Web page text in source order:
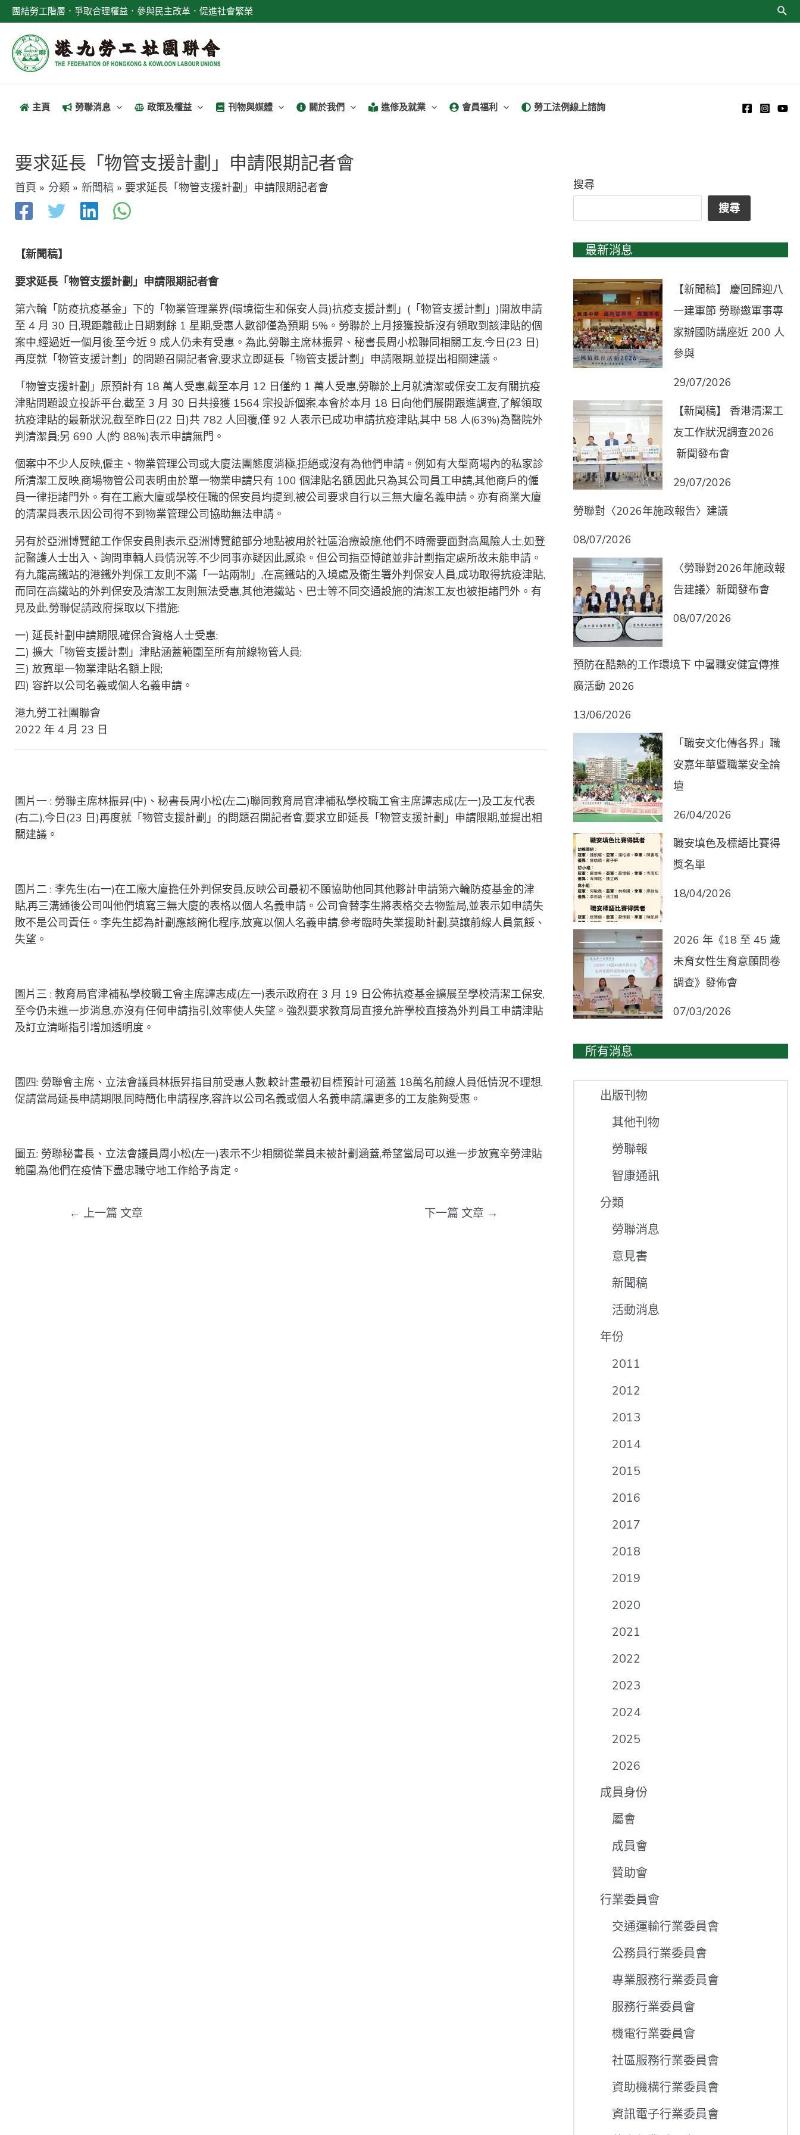
至
團結勞工階層．爭取合理權益．參與民主改革．促進社會繁榮
主頁 勞聯消息 政策及權益 刊物與媒體 關於我們 進修及就業 會員福利 勞工法例線上諮詢
要求延長「物管支援計劃」申請限期記者會
首頁 分類 新聞稿 要求延長「物管支援計劃」申請限期記者會
【新聞稿】
要求延長「物管支援計劃」申請限期記者會
第六輪「防疫抗疫基金」下的「物業管理業界(環境衞生和保安人員)抗疫支援計劃」(「物管支援計劃」)開放申請
至 4 月 30 日,現距離截止日期剩餘 1 星期,受惠人數卻僅為預期 5%。勞聯於上月接獲投訴沒有領取到該津貼的個
案中,經過近一個月後,至今近 9 成人仍未有受惠。為此,勞聯主席林振昇、秘書長周小松聯同相關工友,今日(23 日)
再度就「物管支援計劃」的問題召開記者會,要求立即延長「物管支援計劃」申請限期,並提出相關建議。
「物管支援計劃」原預計有 18 萬人受惠,截至本月 12 日僅約 1 萬人受惠,勞聯於上月就清潔或保安工友有關抗疫
津貼問題設立投訴平台,截至 3 月 30 日共接獲 1564 宗投訴個案,本會於本月 18 日向他們展開跟進調查,了解領取
抗疫津貼的最新狀況,截至昨日(22 日)共 782 人回覆,僅 92 人表示已成功申請抗疫津貼,其中 58 人(63%)為醫院外
判清潔員;另 690 人(約 88%)表示申請無門。
個案中不少人反映,僱主、物業管理公司或大廈法團態度消極,拒絕或沒有為他們申請。例如有大型商場內的私家診
所清潔工反映,商場物管公司表明由於單一物業申請只有 100 個津貼名額,因此只為其公司員工申請,其他商戶的僱
員一律拒諸門外。有在工廠大廈或學校任職的保安員均提到,被公司要求自行以三無大廈名義申請。亦有商業大廈
的清潔員表示,因公司得不到物業管理公司協助無法申請。
另有於亞洲博覽館工作保安員則表示,亞洲博覽館部分地點被用於社區治療設施,他們不時需要面對高風險人士,如登
記醫護人士出入、詢問車輛人員情況等,不少同事亦疑因此感染。但公司指亞博館並非計劃指定處所故未能申請。
有九龍高鐵站的港鐵外判保工友則不滿「一站兩制」,在高鐵站的入境處及衞生署外判保安人員,成功取得抗疫津貼,
而同在高鐵站的外判保安及清潔工友則無法受惠,其他港鐵站、巴士等不同交通設施的清潔工友也被拒諸門外。有
見及此,勞聯促請政府採取以下措施:
一) 延長計劃申請期限,確保合資格人士受惠;
二) 擴大「物管支援計劃」津貼涵蓋範圍至所有前線物管人員;
三) 放寬單一物業津貼名額上限;
四) 容許以公司名義或個人名義申請。
港九勞工社團聯會
2022 年 4 月 23 日
圖片一 : 勞聯主席林振昇(中)、秘書長周小松(左二)聯同教育局官津補私學校職工會主席譚志成(左一)及工友代表
(右二),今日(23 日)再度就「物管支援計劃」的問題召開記者會,要求立即延長「物管支援計劃」申請限期,並提出相
關建議。
圖片二 : 李先生(右一)在工廠大廈擔任外判保安員,反映公司最初不願協助他同其他夥計申請第六輪防疫基金的津
貼,再三溝通後公司叫他們填寫三無大廈的表格以個人名義申請。公司會替李生將表格交去物監局,並表示如申請失
敗不是公司責任。李先生認為計劃應該簡化程序,放寬以個人名義申請,參考臨時失業援助計劃,莫讓前線人員氣餒、
失望。
圖片三 : 教育局官津補私學校職工會主席譚志成(左一)表示政府在 3 月 19 日公佈抗疫基金擴展至學校清潔工保安,
至今仍未進一步消息,亦沒有任何申請指引,效率使人失望。強烈要求教育局直接允許學校直接為外判員工申請津貼
及訂立清晰指引增加透明度。
圖四: 勞聯會主席、立法會議員林振昇指目前受惠人數,較計畫最初目標預計可涵蓋 18萬名前線人員低情況不理想,
促請當局延長申請期限,同時簡化申請程序,容許以公司名義或個人名義申請,讓更多的工友能夠受惠。
圖五: 勞聯秘書長、立法會議員周小松(左一)表示不少相關從業員未被計劃涵蓋,希望當局可以進一步放寬辛勞津貼
範圍,為他們在疫情下盡忠職守地工作給予肯定。
章
導
覽
← 上一篇 文章 下一篇 文章 →
搜尋
搜尋
最新消息
【新聞稿】 慶回歸迎八
一建軍節 勞聯邀軍事專
家辦國防講座近 200 人
參與
29/07/2026
【新聞稿】 香港清潔工
友工作狀況調查2026
新聞發布會
29/07/2026
勞聯對〈2026年施政報告〉建議
08/07/2026
〈勞聯對2026年施政報
告建議〉新聞發布會
08/07/2026
預防在酷熱的工作環境下 中暑職安健宣傳推
廣活動 2026
13/06/2026
「職安文化傳各界」職
安嘉年華暨職業安全論
壇
26/04/2026
職安填色及標語比賽得
獎名單
18/04/2026
2026 年《18 至 45 歲
未育女性生育意願問卷
調查》發佈會
07/03/2026
所有消息
出版刊物
其他刊物
勞聯報
智康通訊
分類
勞聯消息
意見書
新聞稿
活動消息
年份
2011
2012
2013
2014
2015
2016
2017
2018
2019
2020
2021
2022
2023
2024
2025
2026
成員身份
屬會
成員會
贊助會
行業委員會
交通運輸行業委員會
公務員行業委員會
專業服務行業委員會
服務行業委員會
機電行業委員會
社區服務行業委員會
資助機構行業委員會
資訊電子行業委員會